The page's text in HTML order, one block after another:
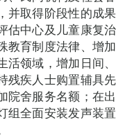
并取得阶段性的成
估中心及儿童康复
教育制度法律、增
活领域，增加日间
残疾人士购置辅具
院舍服务名额；在
组全面安装发声装